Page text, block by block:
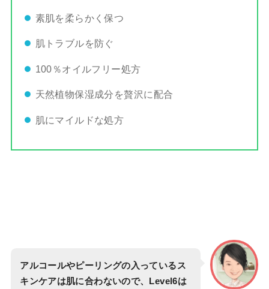
素肌を柔らかく保つ
肌トラブルを防ぐ
100％オイルフリー処方
天然植物保湿成分を贅沢に配合
肌にマイルドな処方
アルコールやピーリングの入っているス
キンケアは肌に合わないので、Level6は